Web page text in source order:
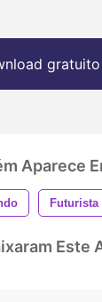
gratuito
Aparece
Futurista
Este